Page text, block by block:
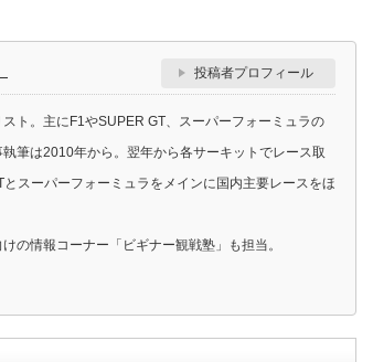
投稿者プロフィール
ト。主にF1やSUPER GT、スーパーフォーミュラの
筆は2010年から。翌年から各サーキットでレース取
スーパーフォーミュラをメインに国内主要レースをほ
の情報コーナー「ビギナー観戦塾」も担当。